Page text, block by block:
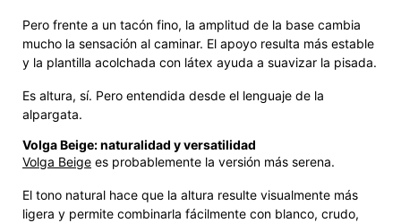
Pero frente a un tacón fino, la amplitud de la base cambia
mucho la sensación al caminar. El apoyo resulta más estable
y la plantilla acolchada con látex ayuda a suavizar la pisada.
Es altura, sí. Pero entendida desde el lenguaje de la
alpargata.
Volga Beige: naturalidad y versatilidad
Volga Beige es probablemente la versión más serena.
El tono natural hace que la altura resulte visualmente más
ligera y permite combinarla fácilmente con blanco, crudo,